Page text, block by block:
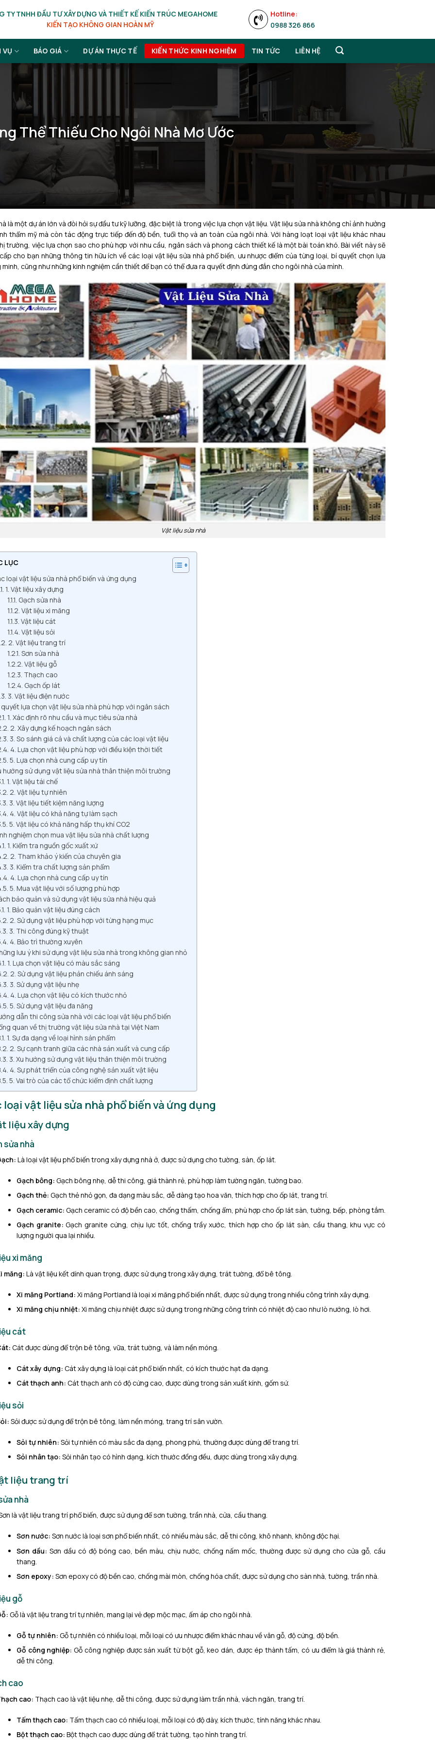
TY TNHH ĐẦU TƯ XÂY DỰNG VÀ THIẾT KẾ KIẾN TRÚC MEGAHOME
KIẾN TẠO KHÔNG GIAN HOÀN MỸ
Hotline:
0988 326 866
VỤ BÁO GIÁ DỰ ÁN THỰC TẾ KIẾN THỨC KINH NGHIỆM TIN TỨC LIÊN HỆ
Thể Thiếu Cho Ngôi Nhà Mơ Ước
là một dự án lớn và đòi hỏi sự đầu tư kỹ lưỡng, đặc biệt là trong việc lựa chọn vật liệu. Vật liệu sửa nhà không chỉ ảnh hưởng
thẩm mỹ mà còn tác động trực tiếp đến độ bền, tuổi thọ và an toàn của ngôi nhà. Với hàng loạt loại vật liệu khác nhau
trường, việc lựa chọn sao cho phù hợp với nhu cầu, ngân sách và phong cách thiết kế là một bài toán khó. Bài viết này sẽ
cho bạn những thông tin hữu ích về các loại vật liệu sửa nhà phổ biến, ưu nhược điểm của từng loại, bí quyết chọn lựa
cũng như những kinh nghiệm cần thiết để bạn có thể đưa ra quyết định đúng đắn cho ngôi nhà của mình.
Vật liệu sửa nhà
LỤC
loại vật liệu sửa nhà phổ biến và ứng dụng
1. Vật liệu xây dựng
Gạch sửa nhà
Vật liệu xi măng
Vật liệu cát
Vật liệu sỏi
2. Vật liệu trang trí
Sơn sửa nhà
Vật liệu gỗ
Thạch cao
Gạch ốp lát
3. Vật liệu điện nước
quyết lựa chọn vật liệu sửa nhà phù hợp với ngân sách
1. Xác định rõ nhu cầu và mục tiêu sửa nhà
2. Xây dựng kế hoạch ngân sách
3. So sánh giá cả và chất lượng của các loại vật liệu
4. Lựa chọn vật liệu phù hợp với điều kiện thời tiết
5. Lựa chọn nhà cung cấp uy tín
hướng sử dụng vật liệu sửa nhà thân thiện môi trường
1. Vật liệu tái chế
2. Vật liệu tự nhiên
3. Vật liệu tiết kiệm năng lượng
4. Vật liệu có khả năng tự làm sạch
5. Vật liệu có khả năng hấp thụ khí CO2
nghiệm chọn mua vật liệu sửa nhà chất lượng
1. Kiểm tra nguồn gốc xuất xứ
2. Tham khảo ý kiến của chuyên gia
3. Kiểm tra chất lượng sản phẩm
4. Lựa chọn nhà cung cấp uy tín
5. Mua vật liệu với số lượng phù hợp
bảo quản và sử dụng vật liệu sửa nhà hiệu quả
1. Bảo quản vật liệu đúng cách
2. Sử dụng vật liệu phù hợp với từng hạng mục
3. Thi công đúng kỹ thuật
4. Bảo trì thường xuyên
lưu ý khi sử dụng vật liệu sửa nhà trong không gian nhỏ
1. Lựa chọn vật liệu có màu sắc sáng
2. Sử dụng vật liệu phản chiếu ánh sáng
3. Sử dụng vật liệu nhẹ
4. Lựa chọn vật liệu có kích thước nhỏ
5. Sử dụng vật liệu đa năng
dẫn thi công sửa nhà với các loại vật liệu phổ biến
quan về thị trường vật liệu sửa nhà tại Việt Nam
1. Sự đa dạng về loại hình sản phẩm
2. Sự cạnh tranh giữa các nhà sản xuất và cung cấp
3. Xu hướng sử dụng vật liệu thân thiện môi trường
4. Sự phát triển của công nghệ sản xuất vật liệu
5. Vai trò của các tổ chức kiểm định chất lượng
loại vật liệu sửa nhà phổ biến và ứng dụng
liệu xây dựng
sửa nhà
Là loại vật liệu phổ biến trong xây dựng nhà ở, được sử dụng cho tường, sàn, ốp lát.
Gạch bông: Gạch bông nhẹ, dễ thi công, giá thành rẻ, phù hợp làm tường ngăn, tường bao.
Gạch thẻ: Gạch thẻ nhỏ gọn, đa dạng màu sắc, dễ dàng tạo hoa văn, thích hợp cho ốp lát, trang trí.
Gạch ceramic: Gạch ceramic có độ bền cao, chống thấm, chống ẩm, phù hợp cho ốp lát sàn, tường, bếp, phòng tắm.
Gạch granite: Gạch granite cứng, chịu lực tốt, chống trầy xước, thích hợp cho ốp lát sàn, cầu thang, khu vực có
lượng người qua lại nhiều.
xi măng
măng: Là vật liệu kết dính quan trọng, được sử dụng trong xây dựng, trát tường, đổ bê tông.
Xi măng Portland: Xi măng Portland là loại xi măng phổ biến nhất, được sử dụng trong nhiều công trình xây dựng.
Xi măng chịu nhiệt: Xi măng chịu nhiệt được sử dụng trong những công trình có nhiệt độ cao như lò nướng, lò hơi.
cát
Cát được dùng để trộn bê tông, vữa, trát tường, và làm nền móng.
Cát xây dựng: Cát xây dựng là loại cát phổ biến nhất, có kích thước hạt đa dạng.
Cát thạch anh: Cát thạch anh có độ cứng cao, được dùng trong sản xuất kính, gốm sứ.
sỏi
Sỏi được sử dụng để trộn bê tông, làm nền móng, trang trí sân vườn.
Sỏi tự nhiên: Sỏi tự nhiên có màu sắc đa dạng, phong phú, thường được dùng để trang trí.
Sỏi nhân tạo: Sỏi nhân tạo có hình dạng, kích thước đồng đều, được dùng trong xây dựng.
liệu trang trí
nhà
là vật liệu trang trí phổ biến, được sử dụng để sơn tường, trần nhà, cửa, cầu thang.
Sơn nước: Sơn nước là loại sơn phổ biến nhất, có nhiều màu sắc, dễ thi công, khô nhanh, không độc hại.
Sơn dầu: Sơn dầu có độ bóng cao, bền màu, chịu nước, chống nấm mốc, thường được sử dụng cho cửa gỗ, cầu
thang.
Sơn epoxy: Sơn epoxy có độ bền cao, chống mài mòn, chống hóa chất, được sử dụng cho sàn nhà, tường, trần nhà.
gỗ
Gỗ là vật liệu trang trí tự nhiên, mang lại vẻ đẹp mộc mạc, ấm áp cho ngôi nhà.
Gỗ tự nhiên: Gỗ tự nhiên có nhiều loại, mỗi loại có ưu nhược điểm khác nhau về vân gỗ, độ cứng, độ bền.
Gỗ công nghiệp: Gỗ công nghiệp được sản xuất từ bột gỗ, keo dán, được ép thành tấm, có ưu điểm là giá thành rẻ,
dễ thi công.
cao
cao: Thạch cao là vật liệu nhẹ, dễ thi công, được sử dụng làm trần nhà, vách ngăn, trang trí.
Tấm thạch cao: Tấm thạch cao có nhiều loại, mỗi loại có độ dày, kích thước, tính năng khác nhau.
Bột thạch cao: Bột thạch cao được dùng để trát tường, tạo hình trang trí.